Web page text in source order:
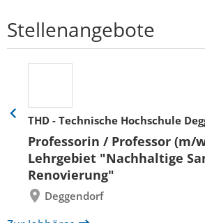
Stellenangebote
THD - Technische Hochschule
Professorin / Professor (m/
Lehrgebiet "Nachhaltige
Renovierung"
Deggendorf
Eine
zurück